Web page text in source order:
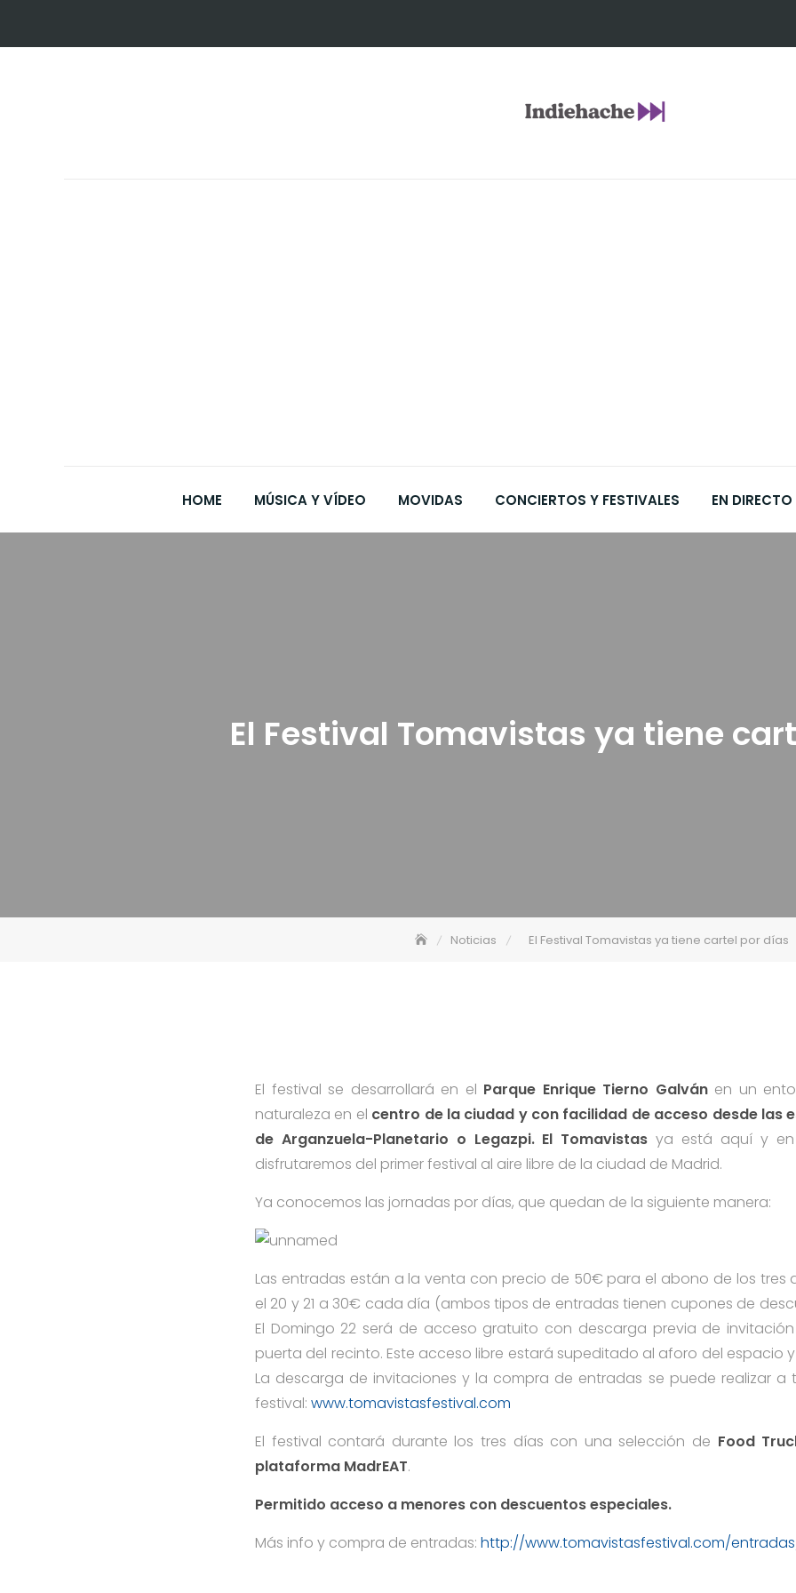
HOME MÚSICA Y VÍDEO MOVIDAS CONCIERTOS Y FESTIVALES EN DIRECTO
El Festival Tomavistas ya tiene
Noticias El Festival Tomavistas ya tiene cartel por días
El festival se desarrollará en el Parque Enrique Tierno Galvánen un
naturaleza en el centro de la ciudad y con facilidad de acceso desde las
de Arganzuela-Planetario o Legazpi. El Tomavistasya está aquí y
disfrutaremos del primer festival al aire libre de la ciudad de Madrid.
Ya conocemos las jornadas por días, que quedan de la siguiente manera:
Las entradas están a la venta con precio de 50€ para el abono de los tres
el 20 y 21 a 30€ cada día (ambos tipos de entradas tienen cupones de
El Domingo 22 será de acceso gratuito con descarga previa de
puerta del recinto. Este acceso libre estará supeditado al aforo del espacio
La descarga de invitaciones y la compra de entradas se puede realizar a
festival: www.tomavistasfestival.com
El festival contará durante los tres días con una selección de Food
plataforma MadrEAT.
Permitido acceso a menores con descuentos especiales.
Más info y compra de entradas: http://www.tomavistasfestival.com/